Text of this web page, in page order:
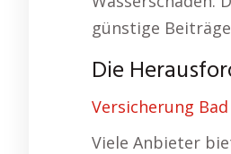
günstige
Die
Versicherung
Viele Anbieter